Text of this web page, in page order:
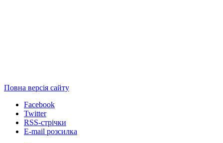
Повна версія сайту
Facebook
Twitter
RSS-стрічки
E-mail розсилка